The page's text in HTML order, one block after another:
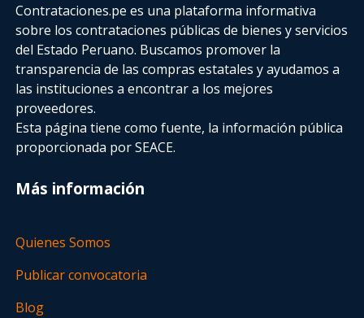
Contrataciones.pe es una plataforma informativa
sobre los contrataciones públicas de bienes y servicios
del Estado Peruano. Buscamos promover la
transparencia de las compras estatalesy ayudamos a
las instituciones a encontrar a los mejores
proveedores.
Esta página tiene como fuente, la información pública
proporcionada por SEACE.
Más información
Quienes Somos
Publicar convocatoria
Blog